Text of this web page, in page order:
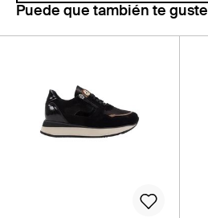
Puede que también te guste